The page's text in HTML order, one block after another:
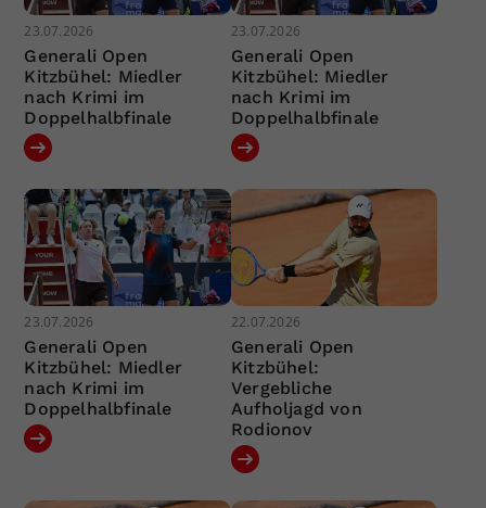
23.07.2026
Generali Open
Kitzbühel: Miedler
nach Krimi im
Doppelhalbfinale
23.07.2026
Generali Open
Kitzbühel: Miedler
nach Krimi im
Doppelhalbfinale
23.07.2026
Generali Open
Kitzbühel: Miedler
nach Krimi im
Doppelhalbfinale
22.07.2026
Generali Open
Kitzbühel:
Vergebliche
Aufholjagd von
Rodionov